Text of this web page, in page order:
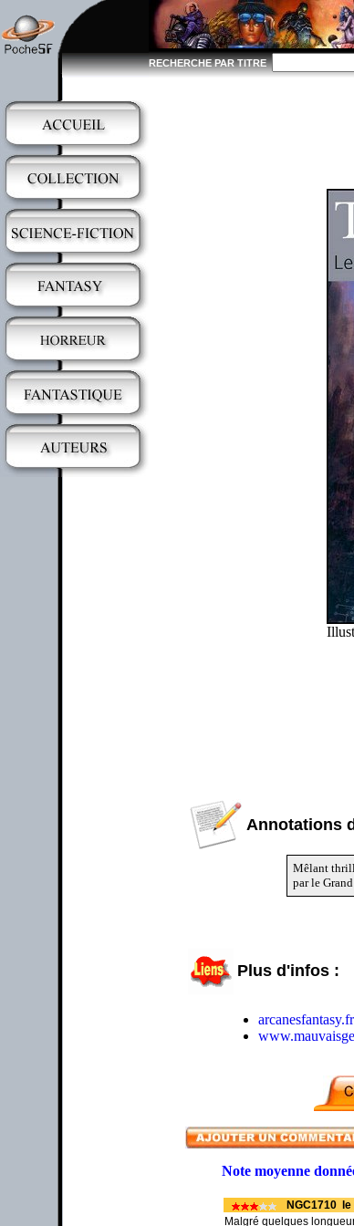
RECHERCHE PAR TITRE
Annotations
Mêlant
par le
Plus d'infos :
Note moyenne
NGC1710
Malgré quelques